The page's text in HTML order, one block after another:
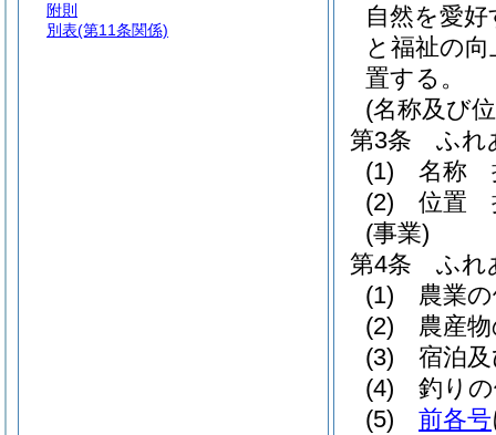
自然を愛
と福祉の
置する。
(名称及び
第3条
ふれ
(1)
名称
(2)
位置
(事業)
第4条
ふれ
(1)
農業
(2)
農産
(3)
宿泊
(4)
釣り
(5)
前各号
附則
別表(第11条関係)